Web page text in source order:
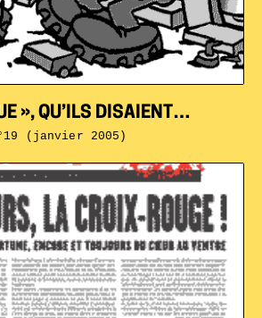
», QU’ILS DISAIENT…
(janvier 2005)